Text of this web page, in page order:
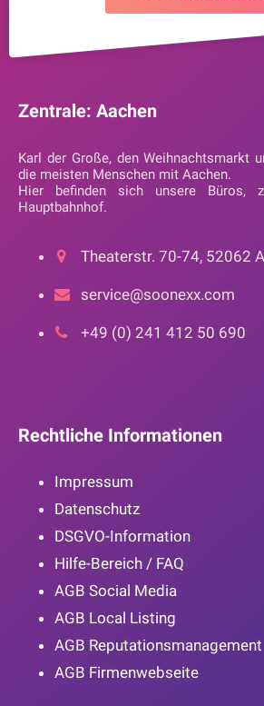
Zentrale: Aachen
Karl der Große, den Weihnachtsmarkt
die meisten Menschen mit Aachen.
Hier befinden sich unsere Büros,
Hauptbahnhof.
Theaterstr. 70-74, 52062
service@soonexx.com
+49 (0) 241 412 50 690
Rechtliche Informationen
Impressum
Datenschutz
DSGVO-Information
Hilfe-Bereich / FAQ
AGB Social Media
AGB Local Listing
AGB Reputationsmanagement
AGB Firmenwebseite